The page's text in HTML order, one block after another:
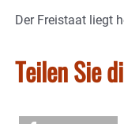
Der Freistaat liegt
Teilen Sie